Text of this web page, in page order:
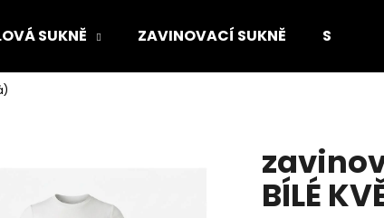
SUKNĚ ZAVINOVACÍ SUKNĚ SUKNĚ
BÍLÉ
najít?